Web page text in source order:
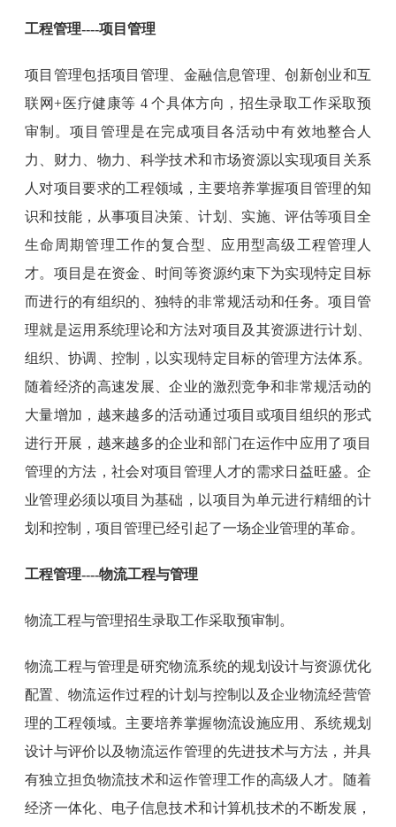
工程管理----项目管理
项目管理包括项目管理、金融信息管理、创新创业和互
联网+医疗健康等 4 个具体方向，招生录取工作采取预
审制。项目管理是在完成项目各活动中有效地整合人
力、财力、物力、科学技术和市场资源以实现项目关系
人对项目要求的工程领域，主要培养掌握项目管理的知
识和技能，从事项目决策、计划、实施、评估等项目全
生命周期管理工作的复合型、应用型高级工程管理人
才。项目是在资金、时间等资源约束下为实现特定目标
而进行的有组织的、独特的非常规活动和任务。项目管
理就是运用系统理论和方法对项目及其资源进行计划、
组织、协调、控制，以实现特定目标的管理方法体系。
随着经济的高速发展、企业的激烈竞争和非常规活动的
大量增加，越来越多的活动通过项目或项目组织的形式
进行开展，越来越多的企业和部门在运作中应用了项目
管理的方法，社会对项目管理人才的需求日益旺盛。企
业管理必须以项目为基础，以项目为单元进行精细的计
划和控制，项目管理已经引起了一场企业管理的革命。
工程管理----物流工程与管理
物流工程与管理招生录取工作采取预审制。
物流工程与管理是研究物流系统的规划设计与资源优化
配置、物流运作过程的计划与控制以及企业物流经营管
理的工程领域。主要培养掌握物流设施应用、系统规划
设计与评价以及物流运作管理的先进技术与方法，并具
有独立担负物流技术和运作管理工作的高级人才。随着
经济一体化、电子信息技术和计算机技术的不断发展，